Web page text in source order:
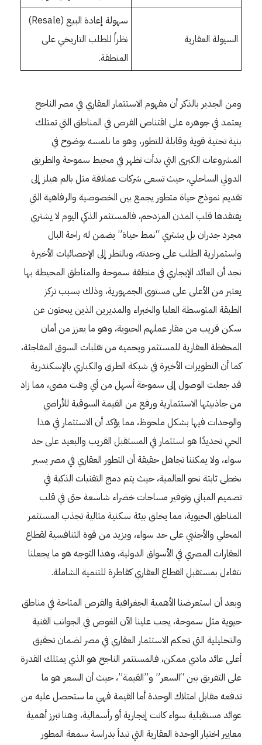
السيولة العقارية
سهولة إعادة البيع (Resale)
نظراً للطلب التاريخي على
المنطقة.
ومن الجدير بالذكر أن مفهوم الاستثمار العقاري في مصر الناجح
يعتمد في جوهره على اقتناص الفرص في المناطق التي تمتلك
بنية تحتية قوية وقابلة للتطور، وهو ما نلمسه بوضوح في
المشروعات الكبرى التي بدأت تظهر في محيط سموحة والطريق
الدولي الساحلي، حيث تسعى شركات عملاقة مثل بالم هيلز إلى
تقديم نموذج حياة متطور يجمع بين الخصوصية والرفاهية التي
يفتقدها قلب المدن المزدحم، فالمستثمر الذكي اليوم لا يشتري
مجرد جدران بل يشتري “نمط حياة” يضمن له راحة البال
واستمرارية الطلب على وحدته، وبالنظر إلى الإحصائيات الأخيرة
نجد أن العائد الإيجاري في منطقة سموحة والمناطق المحيطة بها
يعتبر من الأعلى على مستوى الجمهورية، وذلك بسبب تركز
الطبقة المتوسطة العليا والخبراء والمديرين الذين يبحثون عن
سكن قريب من مقار عملهم الحيوية، وهو ما يعزز من أمان
المحفظة العقارية للمستثمر ويحميه من تقلبات السوق المفاجئة،
كما أن التطويرات الأخيرة في شبكة الطرق والكباري بالإسكندرية
قد جعلت الوصول إلى سموحة أسهل من أي وقت مضى، مما زاد
من جاذبيتها الاستثمارية ورفع من القيمة السوقية للأراضي
والوحدات فيها بشكل ملحوظ، مما يؤكد أن الاستثمار في هذا
الحي تحديدًا هو استثمار في المستقبل القريب والبعيد على حد
سواء، ولا يمكننا تجاهل حقيقة أن التطور العقاري في مصر يسير
بخطى ثابتة نحو العالمية، حيث يتم دمج التقنيات الذكية في
تصميم المباني وتوفير مساحات خضراء شاسعة حتى في قلب
المناطق الحيوية، مما يخلق بيئة سكنية مثالية تجذب المستثمر
المحلي والأجنبي على حد سواء، ويزيد من قوة التنافسية لقطاع
العقارات المصري في الأسواق الدولية، وهذا التوجه هو ما يجعلنا
نتفاءل بمستقبل القطاع العقاري كقاطرة للتنمية الشاملة.
وبعد أن استعرضنا الأهمية الجغرافية والفرص المتاحة في مناطق
حيوية مثل سموحة، يجب علينا الآن الغوص في الجوانب الفنية
والتحليلية التي تحكم الاستثمار العقاري في مصر لضمان تحقيق
أعلى عائد مادي ممكن، فالمستثمر الناجح هو الذي يمتلك القدرة
على التفريق بين “السعر” و”القيمة”، حيث أن السعر هو ما
تدفعه مقابل امتلاك الوحدة أما القيمة فهي ما ستحصل عليه من
عوائد مستقبلية سواء كانت إيجارية أو رأسمالية، وهنا تبرز أهمية
معايير اختيار الوحدة العقارية التي تبدأ بدراسة سمعة المطور